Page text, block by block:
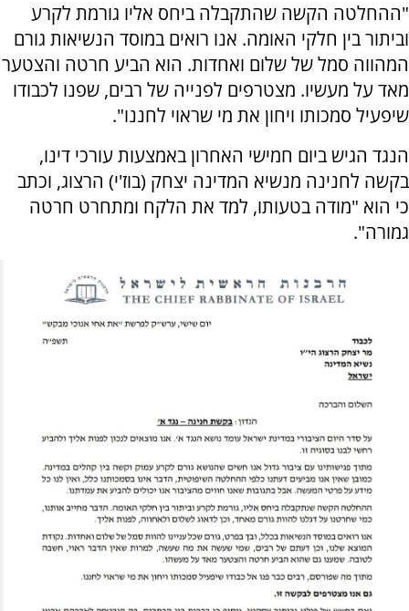
"ההחלטה הקשה שהתקבלה ביחס אליו גורמת לקרע
וביתור בין חלקי האומה. אנו רואים במוסד הנשיאות גורם
המהווה סמל של שלום ואחדות. הוא הביע חרטה והצטער
מאד על מעשיו. מצטרפים לפנייה של רבים, שפנו לכבודו
שיפעיל סמכותו ויחון את מי שראוי לחננו".
הנגד הגיש ביום חמישי האחרון באמצעות עורכי דינו,
בקשה לחנינה מנשיא המדינה יצחק (בוז'י) הרצוג, וכתב
כי הוא "מודה בטעותו, למד את הלקח ומתחרט חרטה
גמורה".